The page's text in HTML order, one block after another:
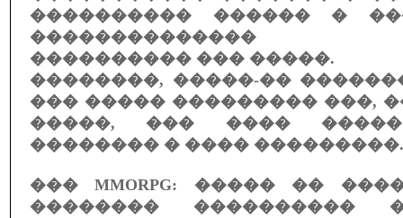
���������� ������ �
��������������
���������� ��� �����.
��������, �����-��
��� ����� ��������� ���,
�����, ��� ����
�������� � ���� ���������.
��� MMORPG: ����� ��
�������� ����������